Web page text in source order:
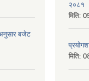
बजेट
२०८१
मिति:
मिति: